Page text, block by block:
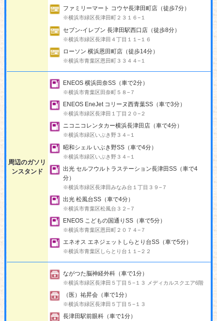
ファミリーマート コウヤ長津田町店（徒歩7分）
※横浜市緑区長津田町２３１６−１
セブン-イレブン 長津田駅西口店（徒歩8分）
※横浜市緑区長津田４丁目１１−１６
ローソン 横浜恩田町店（徒歩14分）
※横浜市青葉区恩田町３３４４−１
周辺のガソリ
ンスタンド
ENEOS 横浜田奈SS（車で2分）
※横浜市青葉区田奈町５８−７
ENEOS EneJet コリーヌ西青葉SS（車で3分）
※横浜市緑区長津田１丁目２０−２
ニコニコレンタカー横浜長津田店（車で4分）
※横浜市緑区いぶき野３４−１
昭和シェル いぶき野SS（車で4分）
※横浜市緑区いぶき野３４−１
出光 セルフウルトラステーション長津田SS（車で4
分）
※横浜市緑区長津田みなみ台１丁目３９−７
出光 松風台SS（車で4分）
※横浜市青葉区松風台３２−７
ENEOS こどもの国通りSS（車で5分）
※横浜市青葉区恩田町２０７４−７
エネオス エネジェットしらとり台SS（車で5分）
※横浜市青葉区しらとり台１１−２２
ながつた脳神経外科（車で1分）
※横浜市緑区長津田５丁目５−１３ メディカルスクエア6階
（医）祐昇会（車で1分）
※横浜市緑区長津田５丁目５−１３
長津田駅前眼科（車で1分）